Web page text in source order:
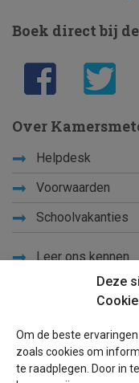
Deze
Om de beste
zoals cookies om
te raadplegen. Door in
Boek direct bij
Over
Helpdesk
Voorwaarden
Schoolvakanties
Leer ons kennen
Sitemap
Blog